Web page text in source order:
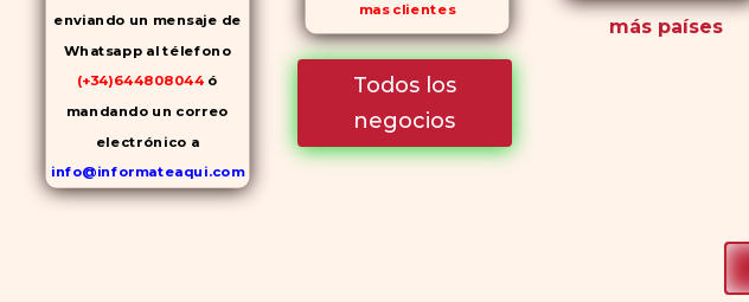
enviando un mensaje de
Whatsapp al télefono
(+34)644808044 ó
mandando un correo
electrónico a
info@informateaqui.com
Mientras que antes la
mas clientes
Todos los
negocios
más países